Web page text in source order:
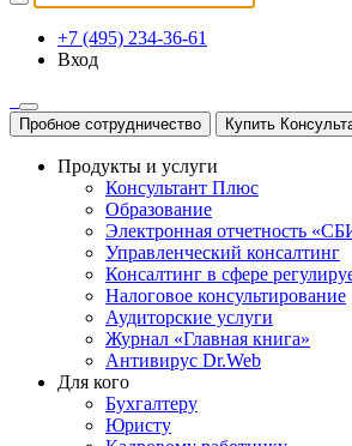
+7 (495) 234-36-61
Вход
Пробное сотрудничество Купить
Продукты и услуги
Консультант Плюс
Образование
Электронная отчетность
Управленческий консалтинг
Консалтинг в сфере
Налоговое консультирование
Аудиторские услуги
Журнал «Главная книга»
Антивирус Dr.Web
Для кого
Бухгалтеру
Юристу